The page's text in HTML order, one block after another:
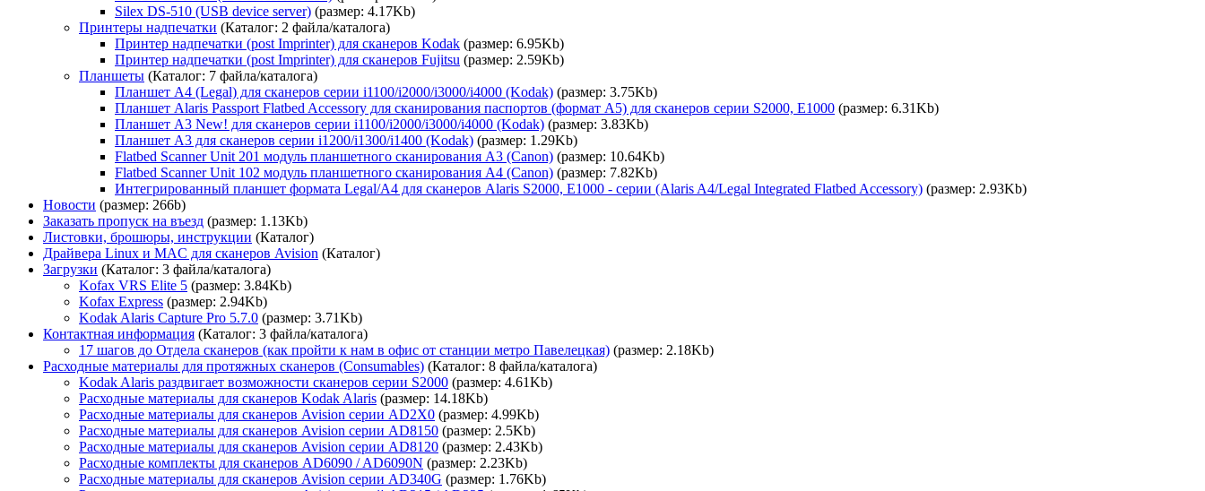
Silex DS-510 (USB device server) (размер: 4.17Kb)
Принтеры надпечатки (Каталог: 2 файла/каталога)
Принтер надпечатки (post Imprinter) для сканеров Kodak (размер: 6.95Kb)
Принтер надпечатки (post Imprinter) для сканеров Fujitsu (размер: 2.59Kb)
Планшеты (Каталог: 7 файла/каталога)
Планшет А4 (Legal) для сканеров серии i1100/i2000/i3000/i4000 (Kodak) (размер: 3.75Kb)
Планшет Alaris Passport Flatbed Accessory для сканирования паспортов (формат А5) для сканеров серии S2000, E1000 (размер: 6.31Kb)
Планшет А3 New! для сканеров серии i1100/i2000/i3000/i4000 (Kodak) (размер: 3.83Kb)
Планшет А3 для сканеров серии i1200/i1300/i1400 (Kodak) (размер: 1.29Kb)
Flatbed Scanner Unit 201 модуль планшетного сканирования A3 (Canon) (размер: 10.64Kb)
Flatbed Scanner Unit 102 модуль планшетного сканирования A4 (Canon) (размер: 7.82Kb)
Интегрированный планшет формата Legal/A4 для сканеров Alaris S2000, E1000 - серии (Alaris A4/Legal Integrated Flatbed Accessory) (размер: 2.93Kb)
Новости (размер: 266b)
Заказать пропуск на въезд (размер: 1.13Kb)
Листовки, брошюры, инструкции (Каталог)
Драйвера Linux и MAC для сканеров Avision (Каталог)
Загрузки (Каталог: 3 файла/каталога)
Kofax VRS Elite 5 (размер: 3.84Kb)
Kofax Express (размер: 2.94Kb)
Kodak Alaris Capture Pro 5.7.0 (размер: 3.71Kb)
Контактная информация (Каталог: 3 файла/каталога)
17 шагов до Отдела сканеров (как пройти к нам в офис от станции метро Павелецкая) (размер: 2.18Kb)
Расходные материалы для протяжных сканеров (Consumables) (Каталог: 8 файла/каталога)
Kodak Alaris раздвигает возможности сканеров серии S2000 (размер: 4.61Kb)
Расходные материалы для сканеров Kodak Alaris (размер: 14.18Kb)
Расходные материалы для сканеров Avision серии AD2X0 (размер: 4.99Kb)
Расходные материалы для сканеров Avision серии AD8150 (размер: 2.5Kb)
Расходные материалы для сканеров Avision серии AD8120 (размер: 2.43Kb)
Расходные комплекты для сканеров AD6090 / AD6090N (размер: 2.23Kb)
Расходные материалы для сканеров Avision серии AD340G (размер: 1.76Kb)